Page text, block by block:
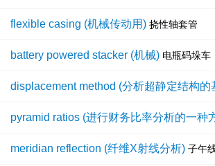
flexible casing (机械传动用) 挠性轴套管
battery powered stacker (机械) 电瓶码垛车
displacement method (分析超静定结构的
pyramid ratios (进行财务比率分析的一种
meridian reflection (纤维X射线分析) 子午